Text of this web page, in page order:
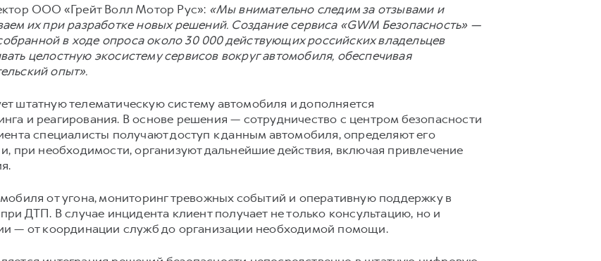
ООО «Грейт Волл Мотор Рус»: «Мы внимательно следим за отзывами и
их при разработке новых решений. Создание сервиса «GWM Безопасность» —
в ходе опроса около 30 000 действующих российских владельцев
целостную экосистему сервисов вокруг автомобиля, обеспечивая
опыт».
штатную телематическую систему автомобиля и дополняется
и реагирования. В основе решения — сотрудничество с центром безопасности
специалисты получают доступ к данным автомобиля, определяют его
при необходимости, организуют дальнейшие действия, включая привлечение
от угона, мониторинг тревожных событий и оперативную поддержку в
ДТП. В случае инцидента клиент получает не только консультацию, но и
— от координации служб до организации необходимой помощи.